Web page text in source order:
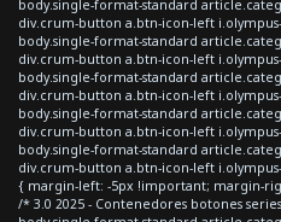
body.single-format-standard
div.crum-button a.btn-icon-left
body.single-format-standard
div.crum-button a.btn-icon-left
body.single-format-standard
div.crum-button a.btn-icon-left
body.single-format-standard
div.crum-button a.btn-icon-left
body.single-format-standard
div.crum-button a.btn-icon-left
{ margin-left: -5px !important; margin-
/* 3.0 2025 - Contenedores botones